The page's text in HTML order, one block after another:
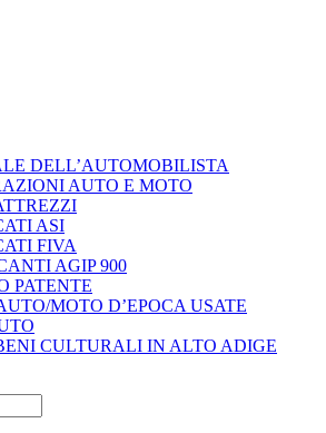
DELL’AUTOMOBILISTA
AUTO E MOTO
ASI
FIVA
AGIP 900
PATENTE
MOTO D’EPOCA USATE
CULTURALI IN ALTO ADIGE